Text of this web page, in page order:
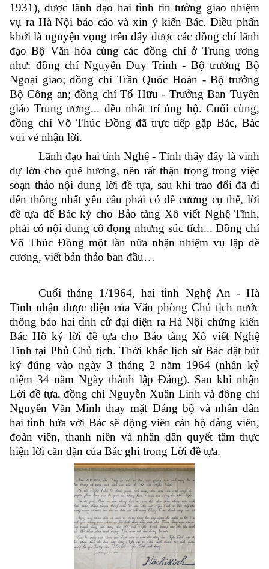
1931), được lãnh đạo hai tỉnh tin tưởng giao nhiệm
vụ ra Hà Nội báo cáo và xin ý kiến Bác. Điều phấn
khởi là nguyện vọng trên đây được các đồng chí lãnh
đạo Bộ Văn hóa cùng các đồng chí ở Trung ương
như: đồng chí Nguyễn Duy Trinh - Bộ trưởng Bộ
Ngoại giao; đồng chí Trần Quốc Hoàn - Bộ trưởng
Bộ Công an; đồng chí Tố Hữu - Trưởng Ban Tuyên
giáo Trung ương... đều nhất trí ủng hộ. Cuối cùng,
đồng chí Võ Thúc Đồng đã trực tiếp gặp Bác, Bác
vui vẻ nhận lời.
Lãnh đạo hai tỉnh Nghệ - Tĩnh thấy đây là vinh
dự lớn cho quê hương, nên rất thận trọng trong việc
soạn thảo nội dung lời đề tựa, sau khi trao đổi đã đi
đến thống nhất yêu cầu phải có đề cương cụ thể, lời
đề tựa để Bác ký cho Bảo tàng Xô viết Nghệ Tĩnh,
phải có nội dung cô đọng nhưng súc tích... Đồng chí
Võ Thúc Đồng một lần nữa nhận nhiệm vụ lập đề
cương, viết bản thảo ban đầu…
Cuối tháng 1/1964, hai tỉnh Nghệ An - Hà
Tĩnh nhận được điện của Văn phòng Chủ tịch nước
thông báo hai tỉnh cử đại diện ra Hà Nội chứng kiến
Bác Hồ ký lời đề tựa cho Bảo tàng Xô viết Nghệ
Tĩnh tại Phủ Chủ tịch. Thời khắc lịch sử Bác đặt bút
ký đúng vào ngày 3 tháng 2 năm 1964 (nhân kỷ
niệm 34 năm Ngày thành lập Đảng). Sau khi nhận
Lời đề tựa, đồng chí Nguyễn Xuân Linh và đồng chí
Nguyễn Văn Minh thay mặt Đảng bộ và nhân dân
hai tỉnh hứa với Bác sẽ động viên cán bộ đảng viên,
đoàn viên, thanh niên và nhân dân quyết tâm thực
hiện lời căn dặn của Bác ghi trong Lời đề tựa.